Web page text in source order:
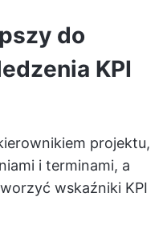
do
KPI
projektu,
i terminami, a
wskaźniki KPI